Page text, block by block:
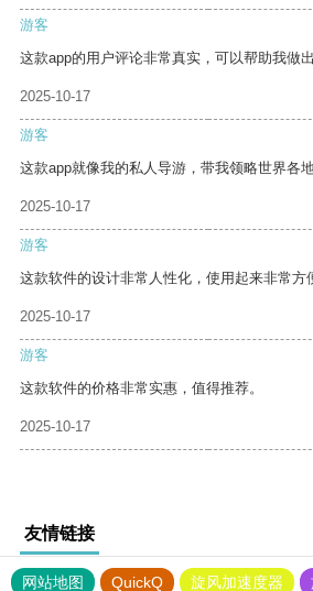
游客
这款app的用户评论非常真实，可以帮助我做
2025-10-17
游客
这款app就像我的私人导游，带我领略世界各地
2025-10-17
游客
这款软件的设计非常人性化，使用起来非常方
2025-10-17
游客
这款软件的价格非常实惠，值得推荐。
2025-10-17
友情链接
网站地图 QuickQ 旋风加速度器